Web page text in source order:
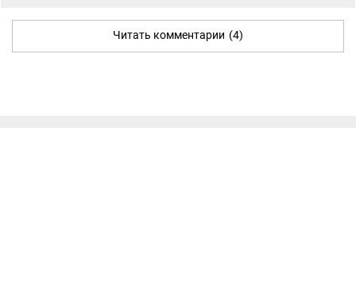
Читать комментарии (4)